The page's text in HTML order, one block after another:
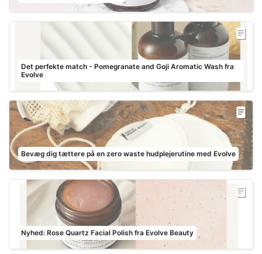
Det perfekte match - Pomegranate and Goji Aromatic Wash fra
Evolve
Bevæg dig tættere på en zero waste hudplejerutine med Evolve
Nyhed: Rose Quartz Facial Polish fra Evolve Beauty